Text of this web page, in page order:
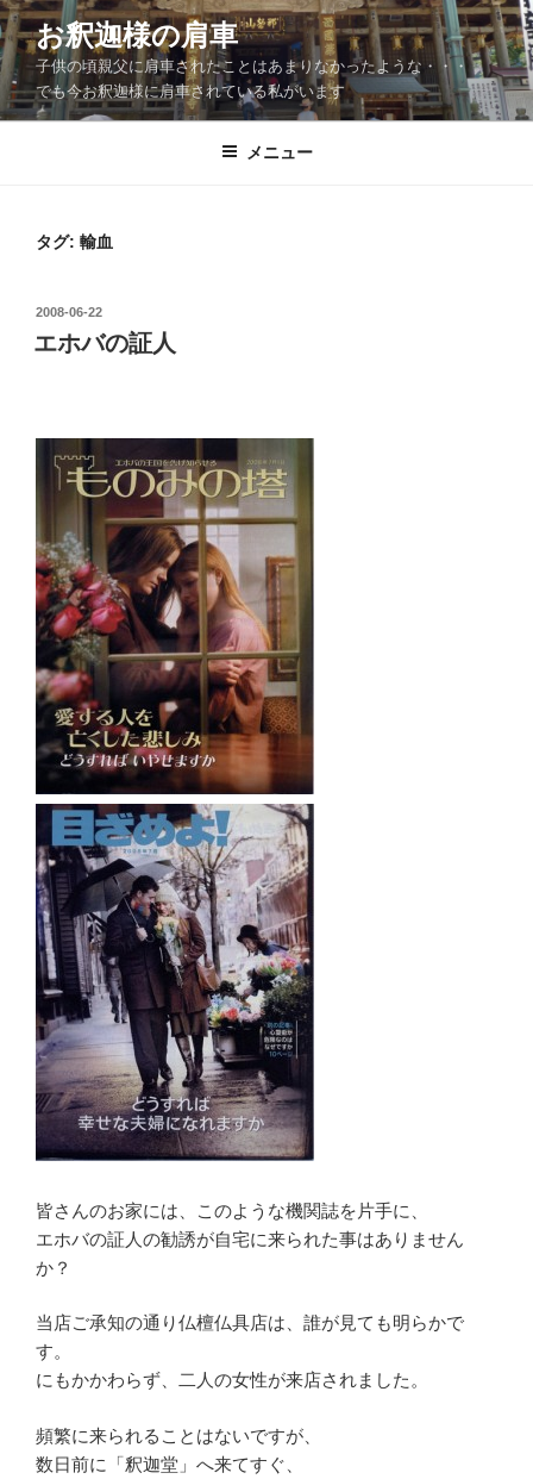
コ
ン
テ
ン
ツ
お釈迦様の肩車
子供の頃親父に肩車されたことはあまりなかったような・・・
でも今お釈迦様に肩車されている私がいます
メニュー
タグ: 輸血
投
日:
2008-06-22
エホバの証人
皆さんのお家には、このような機関誌を片手に、
エホバの証人の勧誘が自宅に来られた事はありません
か？
当店ご承知の通り仏檀仏具店は、誰が見ても明らかで
す。
にもかかわらず、二人の女性が来店されました。
頻繁に来られることはないですが、
数日前に「釈迦堂」へ来てすぐ、